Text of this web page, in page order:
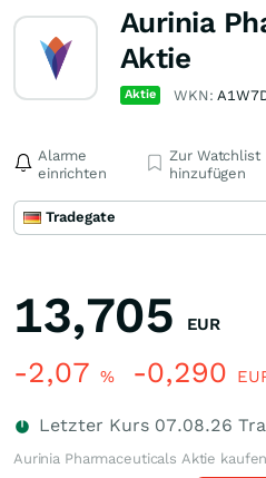
Aurinia
Aktie
Aktie WKN:
Alarme
einrichten
Zur Watchlist
hinzufügen
Tradegate
13,705 EUR
-2,07 % -0,290
Letzter Kurs 07.08.26
Aurinia Pharmaceuticals Aktie kaufen